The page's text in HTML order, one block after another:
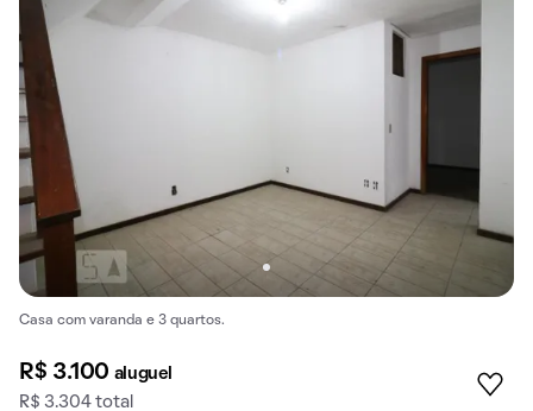
Casa com varanda e 3 quartos.
R$ 3.100 aluguel
R$ 3.304 total